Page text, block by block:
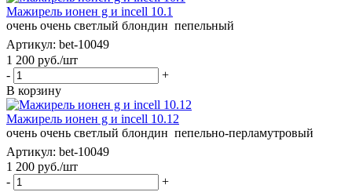
Мажирель ионен g и incell 10.1
очень очень светлый блондин пепельный
Артикул: bet-10049
1 200 руб./шт
-
+
В корзину
Мажирель ионен g и incell 10.12
очень очень светлый блондин пепельно-перламутровый
Артикул: bet-10049
1 200 руб./шт
-
+